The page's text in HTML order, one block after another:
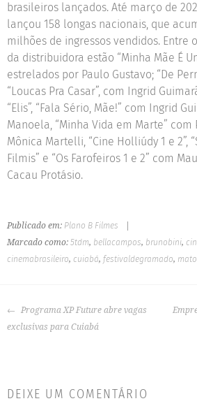
brasileiros lançados. Até março de
lançou 158 longas nacionais, que
milhões de ingressos vendidos. Entre
da distribuidora estão “Minha Mãe É
estrelados por Paulo Gustavo; “De
“Loucas Pra Casar”, com Ingrid
“Elis”, “Fala Sério, Mãe!” com Ingrid
Manoela, “Minha Vida em Marte” com
Mônica Martelli, “Cine Holliúdy 1 e 2”,
Filmis” e “Os Farofeiros 1 e 2” com
Cacau Protásio.
Publicado em: Plano B Filmes
Marcado como:5tdm, bellacampos, brunobini,
cinemabrasileiro, cuiabá, festivaldegramado,
Programa XP Future abre vagas
exclusivas para Cuiabá
DEIXE UM COMENTÁRIO